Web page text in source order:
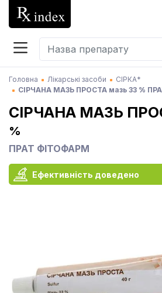
Головна Лікарські засоби
СІРКА*
СІРЧАНА МАЗЬ ПРОСТА мазь 33 %
СІРЧАНА МАЗЬ
%
ПРАТ ФІТОФАРМ
Ефективність доведено